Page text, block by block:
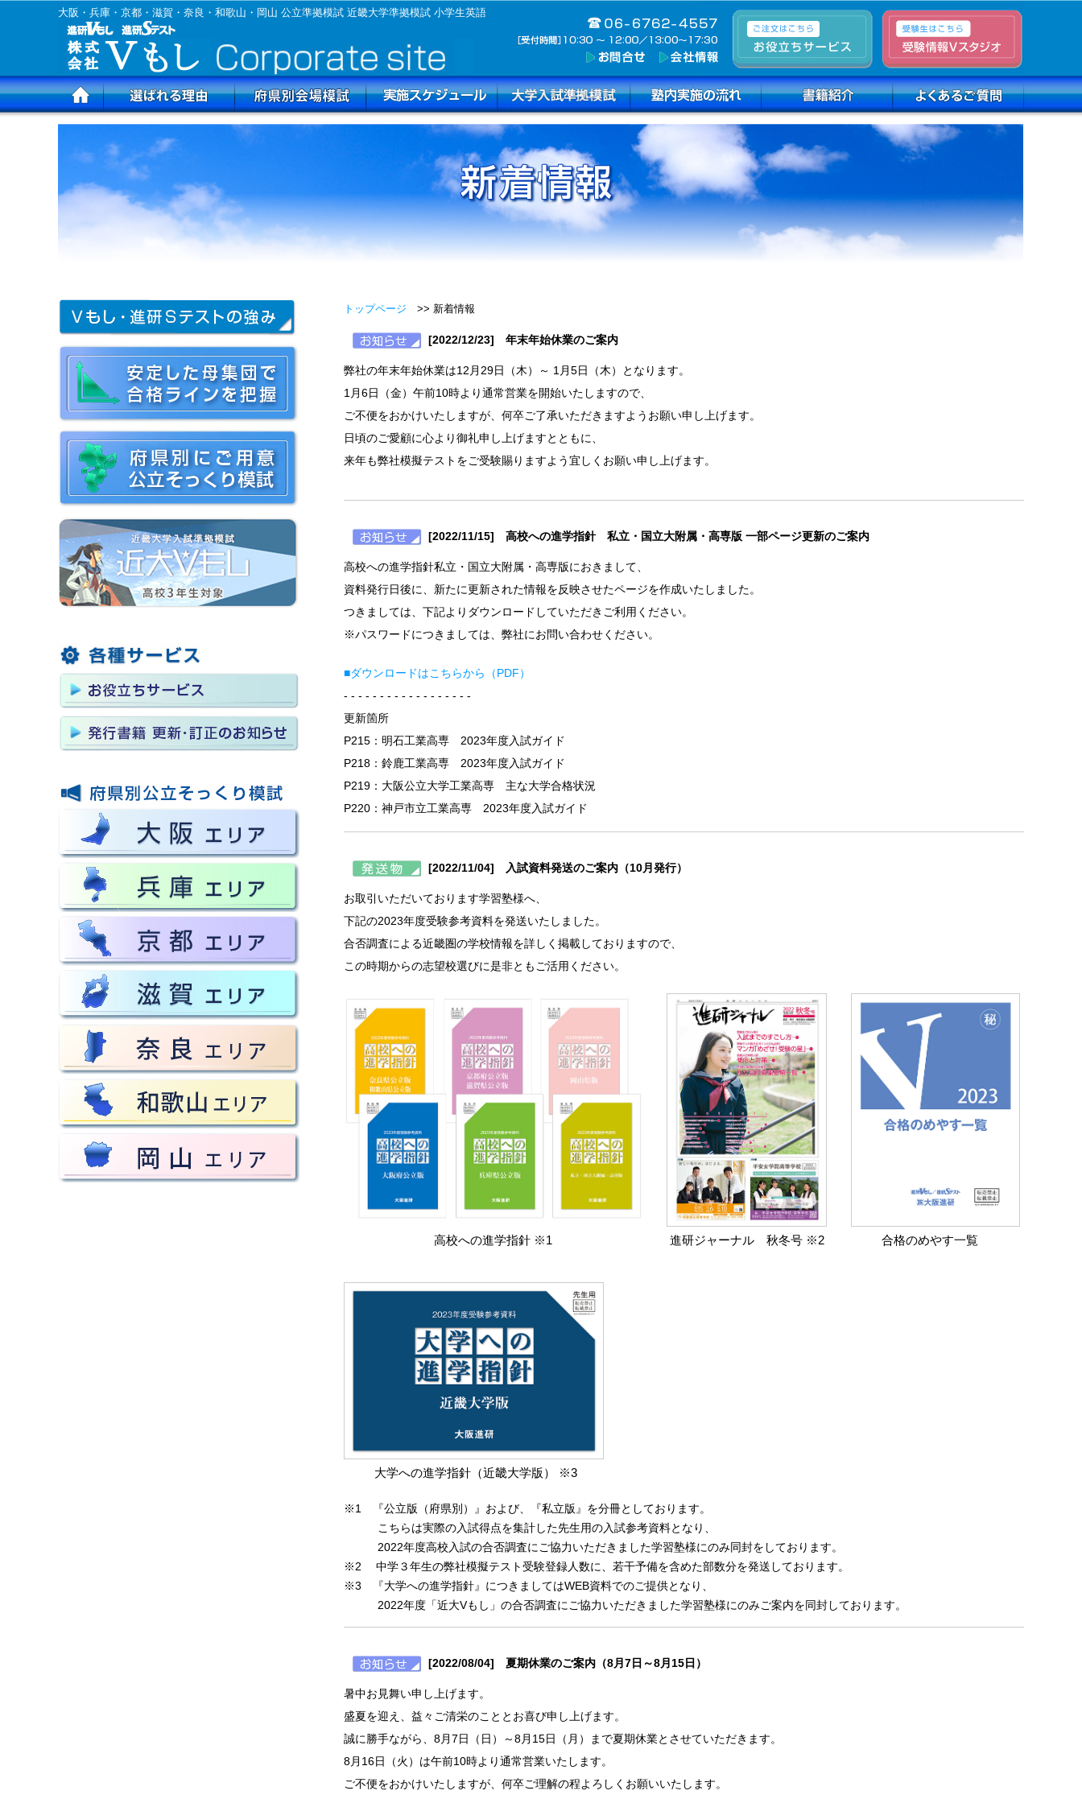
大阪・兵庫・京都・滋賀・奈良・和歌山・岡山 公立準拠模試 近畿大学準拠模試 小学生英語
トップページ >> 新着情報
[2022/12/23] 年末年始休業のご案内
弊社の年末年始休業は12月29日（木）～ 1月5日（木）となります。
1月6日（金）午前10時より通常営業を開始いたしますので、
ご不便をおかけいたしますが、何卒ご了承いただきますようお願い申し上げます。
日頃のご愛顧に心より御礼申し上げますとともに、
来年も弊社模擬テストをご受験賜りますよう宜しくお願い申し上げます。
[2022/11/15] 高校への進学指針 私立・国立大附属・高専版 一部ページ更新のご案内
高校への進学指針私立・国立大附属・高専版におきまして、
資料発行日後に、新たに更新された情報を反映させたページを作成いたしました。
つきましては、下記よりダウンロードしていただきご利用ください。
※パスワードにつきましては、弊社にお問い合わせください。
■ダウンロードはこちらから（PDF）
- - - - - - - - - - - - - - - - - -
更新箇所
P215：明石工業高専 2023年度入試ガイド
P218：鈴鹿工業高専 2023年度入試ガイド
P219：大阪公立大学工業高専 主な大学合格状況
P220：神戸市立工業高専 2023年度入試ガイド
[2022/11/04] 入試資料発送のご案内（10月発行）
お取引いただいております学習塾様へ、
下記の2023年度受験参考資料を発送いたしました。
合否調査による近畿圏の学校情報を詳しく掲載しておりますので、
この時期からの志望校選びに是非ともご活用ください。
高校への進学指針 ※1 進研ジャーナル 秋冬号 ※2 合格のめやす一覧
大学への進学指針（近畿大学版） ※3
※1 『公立版（府県別）』および、『私立版』を分冊としております。
こちらは実際の入試得点を集計した先生用の入試参考資料となり、
2022年度高校入試の合否調査にご協力いただきました学習塾様にのみ同封をしております。
※2 中学３年生の弊社模擬テスト受験登録人数に、若干予備を含めた部数分を発送しております。
※3 『大学への進学指針』につきましてはWEB資料でのご提供となり、
2022年度「近大Vもし」の合否調査にご協力いただきました学習塾様にのみご案内を同封しております。
[2022/08/04] 夏期休業のご案内（8月7日～8月15日）
暑中お見舞い申し上げます。
盛夏を迎え、益々ご清栄のこととお喜び申し上げます。
誠に勝手ながら、8月7日（日）～8月15日（月）まで夏期休業とさせていただきます。
8月16日（火）は午前10時より通常営業いたします。
ご不便をおかけいたしますが、何卒ご理解の程よろしくお願いいたします。